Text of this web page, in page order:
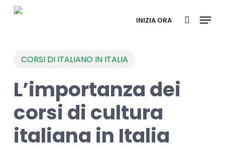
Skip
INIZIA ORA search
Menu
CORSI DI ITALIANO IN ITALIA
L’importanza dei
corsi di cultura
italiana in Italia